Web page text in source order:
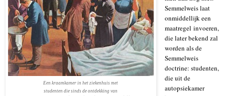
Een kraamkamer in het ziekenhuis met
studenten die sinds de ontdekking van
Semmelweis laat
onmiddellijk een
maatregel invoeren,
die later bekend zal
worden als de
Semmelweis
doctrine: studenten,
die uit de
autopsiekamer